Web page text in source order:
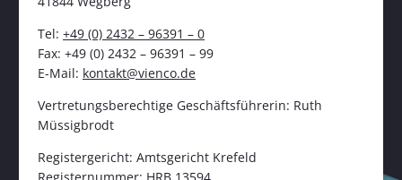
Tel: +49 (0) 2432 – 96391 – 0
Fax: +49 (0) 2432 – 96391 – 99
E-Mail: kontakt@vienco.de
Vertretungsberechtige Geschäftsführerin: Ruth
Müssigbrodt
Registergericht: Amtsgericht Krefeld